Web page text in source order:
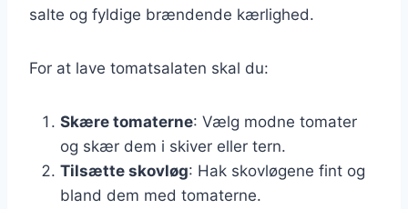
salte og fyldige brændende kærlighed.
For at lave tomatsalaten skal du:
Skære tomaterne: Vælg modne tomater
og skær dem i skiver eller tern.
Tilsætte skovløg: Hak skovløgene fint og
bland dem med tomaterne.